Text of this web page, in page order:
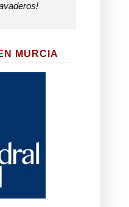
MURCIA